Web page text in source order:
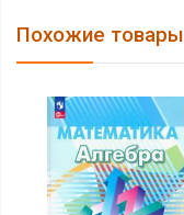
Похожие товары